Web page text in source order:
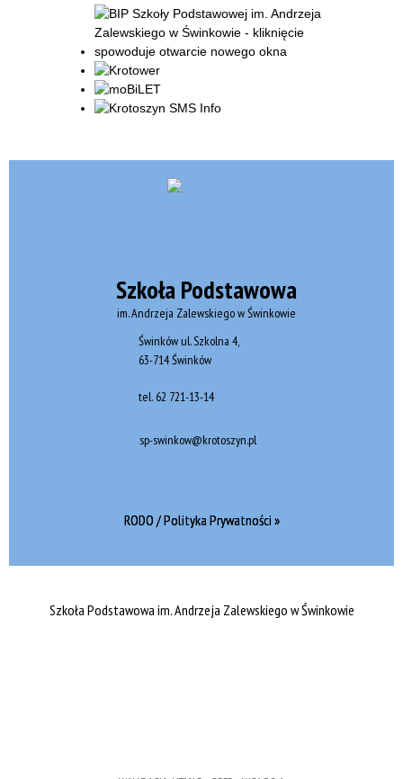
Szkoła Podstawowa
im. Andrzeja Zalewskiego w Świnkowie
Świnków ul. Szkolna 4,
63-714 Świnków
tel. 62 721-13-14
sp-swinkow@krotoszyn.pl
RODO / Polityka Prywatności »
Szkoła Podstawowa im. Andrzeja Zalewskiego w Świnkowie